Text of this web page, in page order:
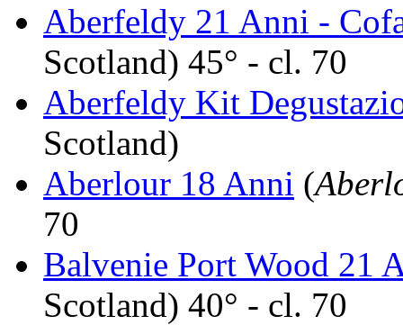
Aberfeldy 21 Anni -
Scotland) 45° - cl. 70
Aberfeldy Kit
Scotland)
Aberlour 18 Anni (
70
Balvenie Port Wood 21
Scotland) 40° - cl. 70